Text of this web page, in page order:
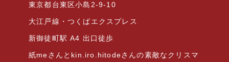
東京都台東区小島2-9-10
大江戸線・つくばエクスプレス
新御徒町駅 A4 出口徒歩
紙meさんとkin.iro.hitodeさんの素敵なクリスマ